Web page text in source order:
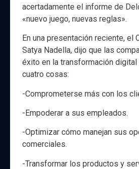
acertadamente el informe de
«nuevo juego, nuevas reglas».
En una presentación reciente, el
Satya Nadella, dijo que las
éxito en la transformación digital
cuatro cosas:
-Comprometerse más con los
-Empoderar a sus empleados.
-Optimizar cómo manejan sus
comerciales.
-Transformar los productos y